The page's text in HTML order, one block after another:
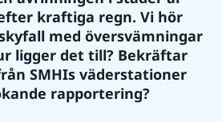
kraftiga regn. Vi hör
med översvämningar
ligger det till? Bekräftar
SMHIs väderstationer
rapportering?